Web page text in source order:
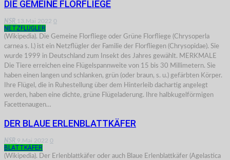
DIE GEMEINE FLORFLIEGE
NSR 13.Mai 2022 0
NETZFLÜGLER
(Wikipedia). Die Gemeine Florfliege oder Grüne Florfliege (Chrysoperla
carnea s. l.) ist ein Netzflügler der Familie der Florfliegen (Chrysopidae). Sie
wurde 1999 in Deutschland zum Insekt des Jahres gewählt. MERKMALE
Die Tiere erreichen eine Flügelspannweite von 15 bis 30 Millimetern. Sie
haben einen langen und schlanken, grün (oder braun, s. u.) gefärbten Körper.
Ihre Flügel, die in Ruhestellung über dem Hinterleib dachartig angelegt
werden, haben eine dichte, grüne Flügeladerung. Ihre halbkugelförmigen
Facettenaugen…
DER BLAUE ERLENBLATTKÄFER
NSR 9.Mai 2022 0
BLATTKÄFER
(Wikipedia). Der Erlenblattkäfer oder auch Blaue Erlenblattkäfer (Agelastica